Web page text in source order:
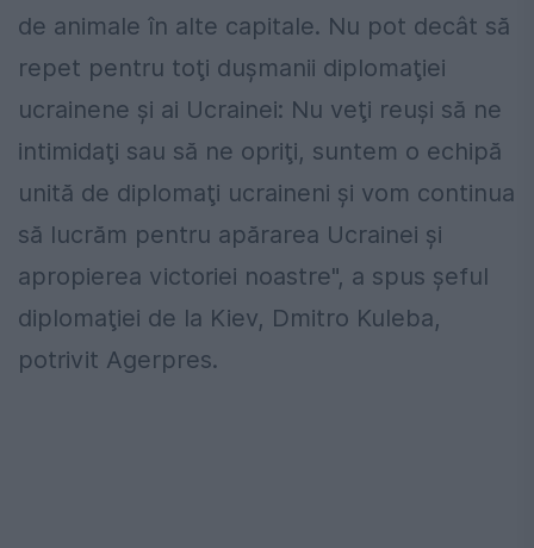
de animale în alte capitale. Nu pot decât să
repet pentru toţi duşmanii diplomaţiei
ucrainene şi ai Ucrainei: Nu veţi reuşi să ne
intimidaţi sau să ne opriţi, suntem o echipă
unită de diplomaţi ucraineni şi vom continua
să lucrăm pentru apărarea Ucrainei şi
apropierea victoriei noastre", a spus şeful
diplomaţiei de la Kiev, Dmitro Kuleba,
potrivit Agerpres.